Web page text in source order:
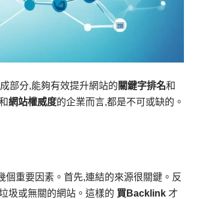
部分,能夠有效提升網站的 關鍵字排名和
網站權威度的企業而言,都是不可或缺的。
個重要因素。首先,連結的來源很關鍵。反
圾或無關的網站。這樣的 買Backlink 才